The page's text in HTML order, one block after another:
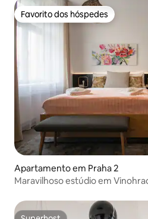
Favorito dos hóspedes
Favorito dos hóspedes
Apartamento em Praha 2
Maravilhoso estúdio em